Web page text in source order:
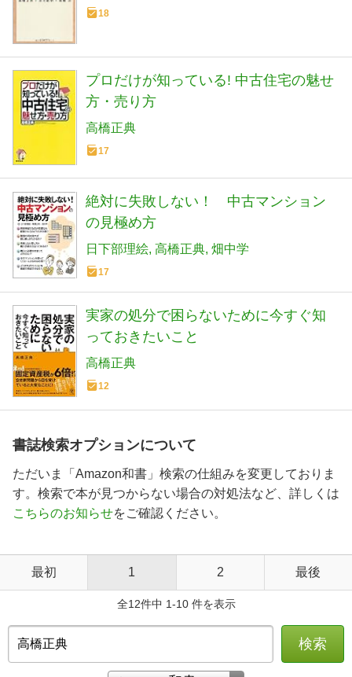
18
プロだけが知っている! 中古住宅の魅せ
方・売り方
高橋正典
17
絶対に失敗しない！ 中古マンション
の見極め方
日下部理絵 高橋正典 畑中学
17
実家の処分で困らないために今すぐ知
っておきたいこと
高橋正典
12
書誌検索オプションについて
ただいま「Amazon和書」検索の仕組みを変更しておりま
す。検索で本が見つからない場合の対処法など、詳しくは
こちらのお知らせをご確認ください。
最初 1 2 最後
全12件中 1-10 件を表示
検索